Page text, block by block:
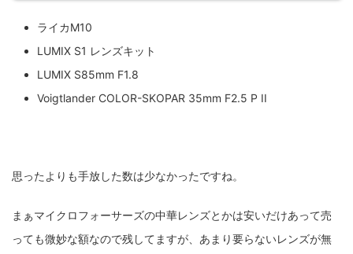
ローライコード 原神
ライカM10
LUMIX S1 レンズキット
LUMIX S85mm F1.8
Voigtlander COLOR-SKOPAR 35mm F2.5 P II
思ったよりも手放した数は少なかったですね。
まぁマイクロフォーサーズの中華レンズとかは安いだけあって売
っても微妙な額なので残してますが、あまり要らないレンズが無